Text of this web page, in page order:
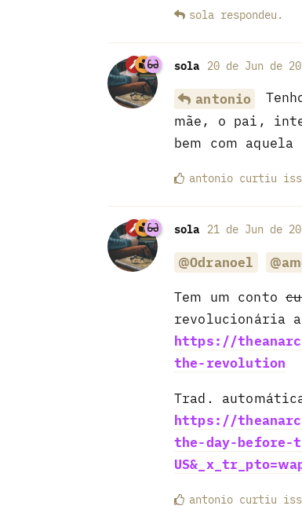
sola respondeu .
sola 20 de Jun de
antonio
mãe, o pai,
bem com
antonio curtiu
sola 21 de Jun de
@Odranoel
Tem um conto
revolucionária
https://
the-revolution
Trad.
https://
the-day-before-
antonio curtiu